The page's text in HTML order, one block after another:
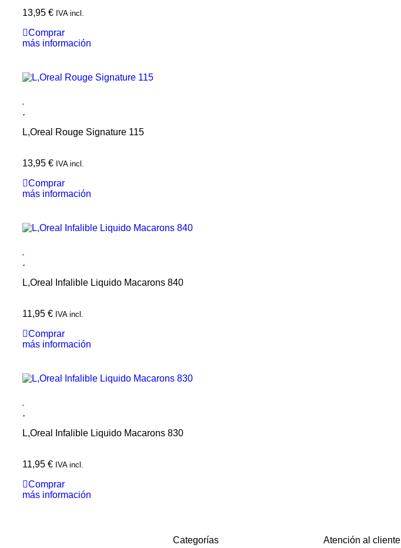
13,95 € IVA incl.
Comprar
más información
L,Oreal Rouge Signature 115
13,95 € IVA incl.
Comprar
más información
L,Oreal Infalible Liquido Macarons 840
11,95 € IVA incl.
Comprar
más información
L,Oreal Infalible Liquido Macarons 830
11,95 € IVA incl.
Comprar
más información
Categorías Atención al cliente